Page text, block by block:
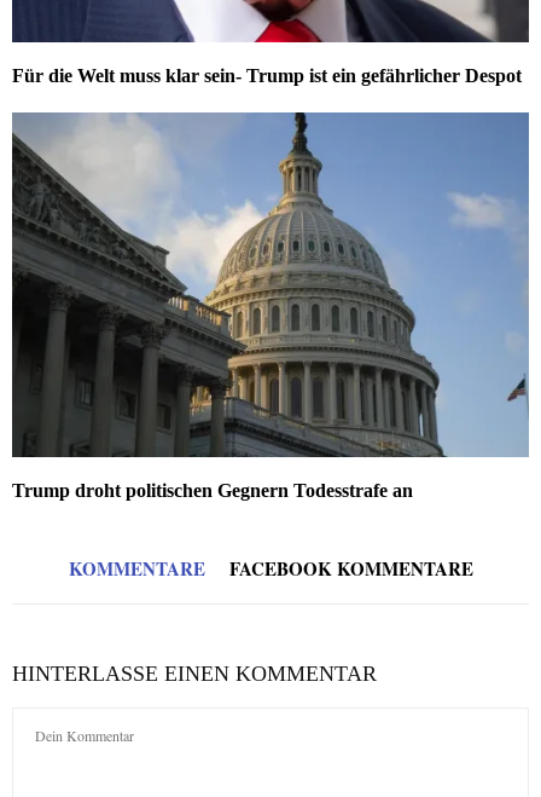
Für die Welt muss klar sein- Trump ist ein gefährlicher Despot
Trump droht politischen Gegnern Todesstrafe an
KOMMENTARE FACEBOOK KOMMENTARE
HINTERLASSE EINEN KOMMENTAR